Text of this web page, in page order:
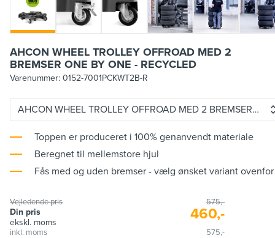
AHCON WHEEL TROLLEY OFFROAD MED 2
BREMSER ONE BY ONE - RECYCLED
Varenummer: 0152-7001PCKWT2B-R
AHCON WHEEL TROLLEY OFFROAD MED 2 BREMSER
Toppen er produceret i 100% genanvendt materiale
Beregnet til mellemstore hjul
Fås med og uden bremser - vælg ønsket variant ovenfor
Vejledende pris 575,-
Din pris
ekskl. moms
460,-
inkl. moms 575,-